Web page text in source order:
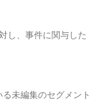
し、事件に関与した
未編集のセグメント